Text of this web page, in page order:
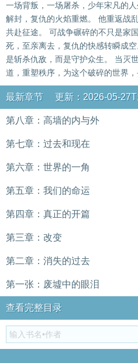
一场背叛，一场屠杀，少年宋凡的
解封，复仇的火焰重燃。 他重返战
共赴征途。 可战争碾碎的不只是家
死，至亲离去，复仇的快感转瞬成
是斩杀仇敌，而是守护众生。 当灭
道，重塑秩序，为这个破碎的世界
最新章节 更新：2026-05-
第八章：高墙的内与外
第七章：过去和现在
第六章：世界的一角
第五章：我们的命运
第四章：真正的开篇
第三章：改变
第二章：消失的过去
第一张：废墟中的眼泪
查看完整目录